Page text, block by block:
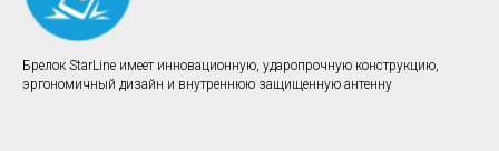
Брелок StarLine имеет инновационную, ударопрочную конструкцию,
эргономичный дизайн и внутреннюю защищенную антенну